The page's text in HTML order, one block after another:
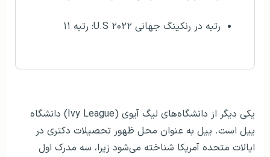
رتبه در رنکینگ جهانی U.S ۲۰۲۲: رتبه ۱۱
یکی دیگر از دانشگاه‌های لیگ آیوی (Ivy League) دانشگاه
ییل است. ییل به عنوان محل ظهور تحصیلات دکتری در
ایالات متحده آمریکا شناخته می‌شود زیرا، سه مدرک اول